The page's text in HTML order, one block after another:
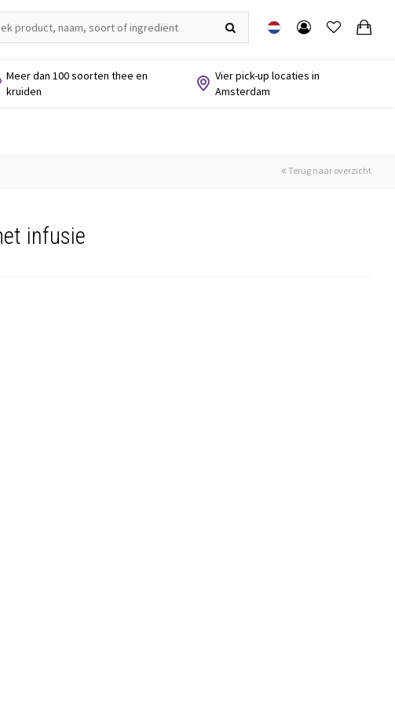
Meer dan 100 soorten thee en
kruiden
Vier pick-up locaties in
Amsterdam
Terug naar overzicht
infusie